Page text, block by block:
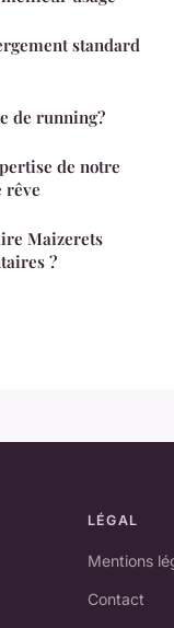
standard
de running?
de notre
rêve
Maizerets
?
LÉGAL
Mentions
Contact